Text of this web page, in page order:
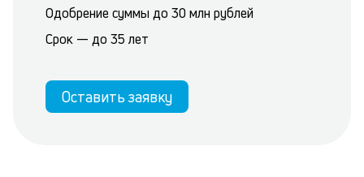
Одобрение суммы до 30 млн рублей
Срок — до 35 лет
Оставить заявку